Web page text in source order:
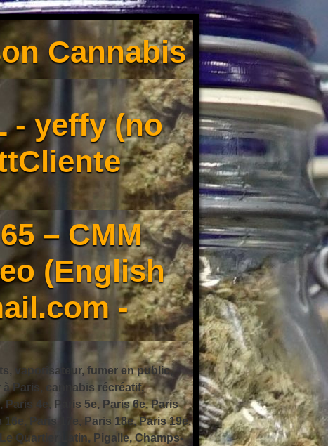
Cannabis
- yeffy (no
– CMM
(English
-
vaporisateur, fumer en public,
Paris, cannabis récréatif,
4e, Paris 5e, Paris 6e, Paris
Paris 17e, Paris 18e, Paris 19e,
Quartier Latin, Pigalle, Champs-